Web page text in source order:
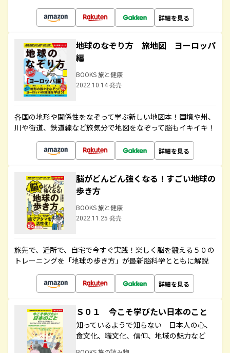
詳細を見る
地球のなぞり方 旅地図 ヨーロッパ
編
BOOKS 旅と健康
2022.10.14 発売
各国の地形や関係性をなぞって学ぶ新しい地図本！国境や州、
川や街道、鉄道線など旅気分で地図をなぞって脳もイキイキ！
詳細を見る
脳がどんどん強くなる！すごい地球の
歩き方
BOOKS 旅と健康
2022.11.25 発売
旅先で、近所で、自宅で今すぐ実践！楽しく脳を鍛える５０の
トレーニングを「地球の歩き方」が最新脳科学とともに解説
詳細を見る
Ｓ０１ 今こそ学びたい日本のこと
知っているようで知らない 日本人の心、
食文化、職文化、信仰、地域の魅力など